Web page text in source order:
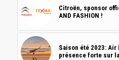
Citroën, sponsor
AND FASHION !
Saison été 2023: Air
présence forte sur